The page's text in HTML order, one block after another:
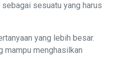
sesuatu yang harus
yang lebih besar.
mampu menghasilkan